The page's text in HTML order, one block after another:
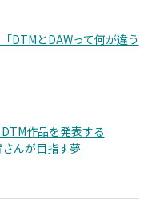
DTMとDAWって何が違う
作品を発表する
んが目指す夢